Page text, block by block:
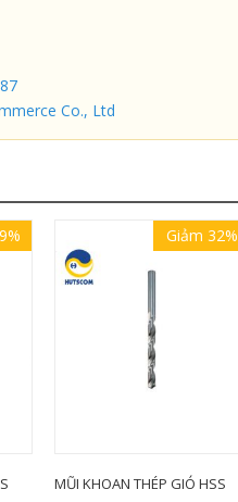
Co., Ltd
Giảm 32%
MŨI KHOAN THÉP GIÓ HSS